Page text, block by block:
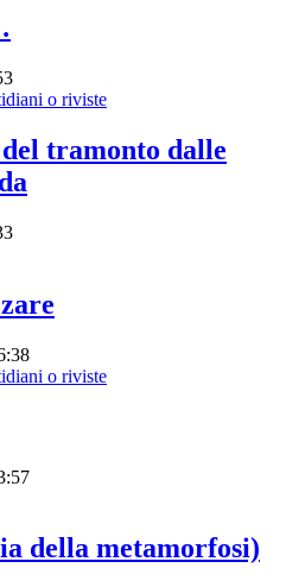
o riviste
tramonto dalle
o riviste
della metamorfosi)